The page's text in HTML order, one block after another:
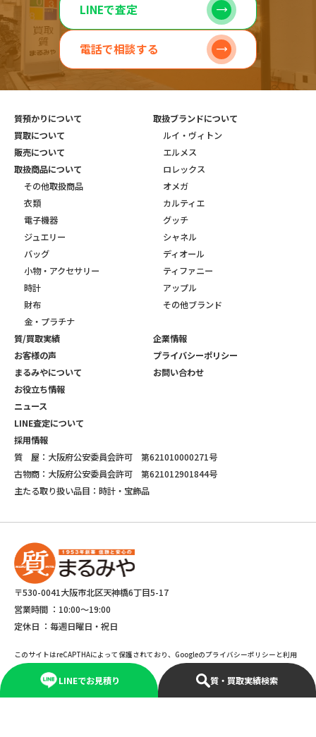
LINEで査定
電話で相談する
LINEでお見積り 質・買取実績検索
質預かりについて
買取について
販売について
取扱商品について
その他取扱商品
衣類
電子機器
ジュエリー
バッグ
小物・アクセサリー
時計
財布
金・プラチナ
取扱ブランドについて
ルイ・ヴィトン
エルメス
ロレックス
オメガ
カルティエ
グッチ
シャネル
ディオール
ティファニー
アップル
その他ブランド
質/買取実績
お客様の声
まるみやについて
お役立ち情報
ニュース
LINE査定について
採用情報
企業情報
プライバシーポリシー
お問い合わせ
質 屋：大阪府公安委員会許可 第621010000271号
古物商：大阪府公安委員会許可 第621012901844号
主たる取り扱い品目：時計・宝飾品
〒530-0041大阪市北区天神橋6丁目5-17
営業時間 ： 10:00～19:00
定休日 ： 毎週日曜日・祝日
このサイトはreCAPTHAによって保護されており、Googleのプライバシーポリシーと利用
規約が適応されます。